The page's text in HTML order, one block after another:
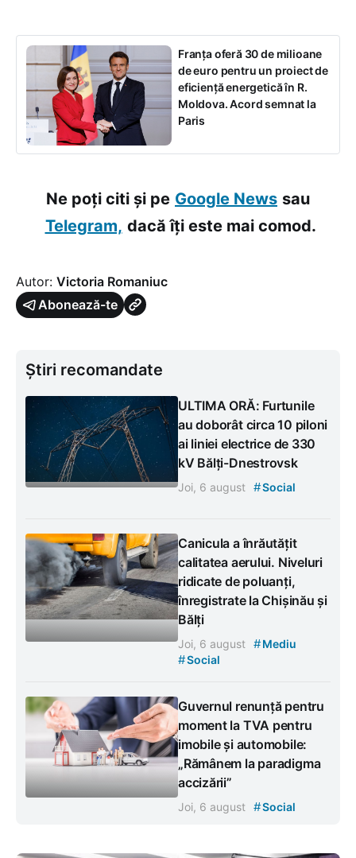
Franța oferă 30 de milioane
de euro pentru un proiect de
eficiență energetică în R.
Moldova. Acord semnat la
Paris
Ne poți citi și pe Google News sau
Telegram, dacă îți este mai comod.
Autor: Victoria Romaniuc
Abonează-te
Știri recomandate
ULTIMA ORĂ: Furtunile
au doborât circa 10 piloni
ai liniei electrice de 330
kV Bălți-Dnestrovsk
Joi, 6 august #Social
Canicula a înrăutățit
calitatea aerului. Niveluri
ridicate de poluanți,
înregistrate la Chișinău și
Bălți
Joi, 6 august #Mediu
#Social
Guvernul renunță pentru
moment la TVA pentru
imobile și automobile:
„Rămânem la paradigma
accizării”
Joi, 6 august #Social